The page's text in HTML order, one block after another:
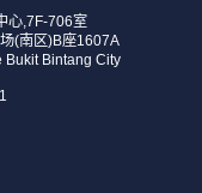
心,7F-706室
(南区)B座1607A
Bukit Bintang City